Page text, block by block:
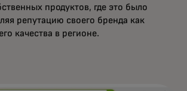
продуктов, где это было
репутацию своего бренда как
качества в регионе.